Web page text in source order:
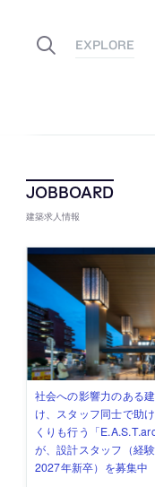
建築求人情報
佐々木慧が主宰する「
式会社」が、設計スタ
者・既卒・2027年新卒
古民家を軸に全国で“価
み”を作り、リモートワ
き方を実践する「株式会
が、設計スタッフ（経
を募集中
リノベる株式会社が、設
ー (業務委託) を募集中
社会への影響力のある
け、スタッフ同士で助
くりも行う「
が、設計スタッフ（経
2027年新卒）を募集中
代官山を拠点に活動する
ALA INC.」が、設計ス
バイト・事務職を募集中